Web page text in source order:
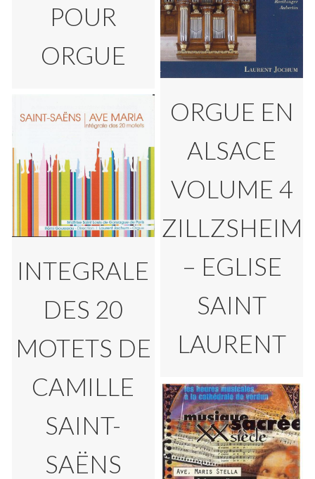
POUR
ORGUE
ORGUE EN
ALSACE
VOLUME 4
ZILLZSHEIM
– EGLISE
SAINT
LAURENT
INTEGRALE
DES 20
MOTETS DE
CAMILLE
SAINT-
SAËNS